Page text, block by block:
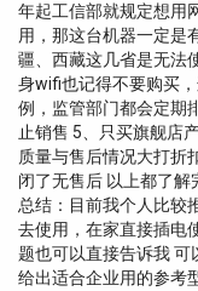
年起工信部就规定想用
用，那这台机器一定是
疆、西藏这几省是无法
身wifi也记得不要购买
例，监管部门都会定期
止销售 5、只买旗舰店
质量与售后情况大打折
闭了无售后 以上都了
总结：目前我个人比较
去使用，在家直接插电
题也可以直接告诉我
给出适合企业用的参考